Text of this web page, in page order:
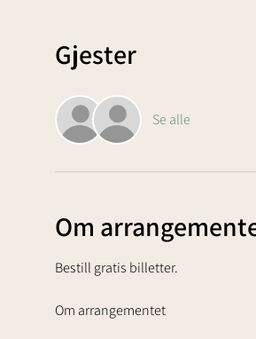
Gjester
Se alle
Om
Bestill gratis billetter.
Om arrangementet